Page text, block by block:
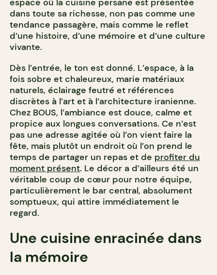
espace où la cuisine persane est présentée
dans toute sa richesse, non pas comme une
tendance passagère, mais comme le reflet
d’une histoire, d’une mémoire et d’une culture
vivante.
Dès l’entrée, le ton est donné. L’espace, à la
fois sobre et chaleureux, marie matériaux
naturels, éclairage feutré et références
discrètes à l’art et à l’architecture iranienne.
Chez BOUS, l’ambiance est douce, calme et
propice aux longues conversations. Ce n’est
pas une adresse agitée où l’on vient faire la
fête, mais plutôt un endroit où l’on prend le
temps de partager un repas et de profiter du
moment présent. Le décor a d’ailleurs été un
véritable coup de cœur pour notre équipe,
particulièrement le bar central, absolument
somptueux, qui attire immédiatement le
regard.
Une cuisine enracinée dans
la mémoire